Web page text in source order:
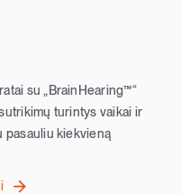
su „BrainHearing™“
turintys vaikai ir
pasauliu kiekvieną